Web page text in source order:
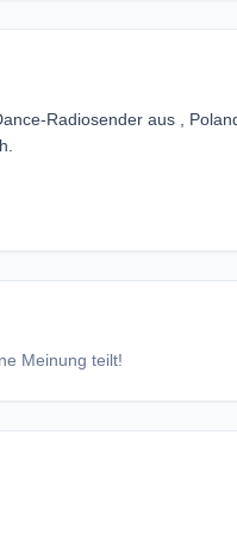
Radiosender aus ,
Meinung teilt!